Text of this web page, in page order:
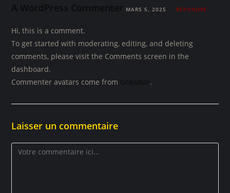
A WordPress Commenter MARS 5, 2025 RÉPONDRE
Hi, this is a comment.
To get started with moderating, editing, and deleting
comments, please visit the Comments screen in the
dashboard.
Commenter avatars come from
Gravatar .
Laisser un commentaire